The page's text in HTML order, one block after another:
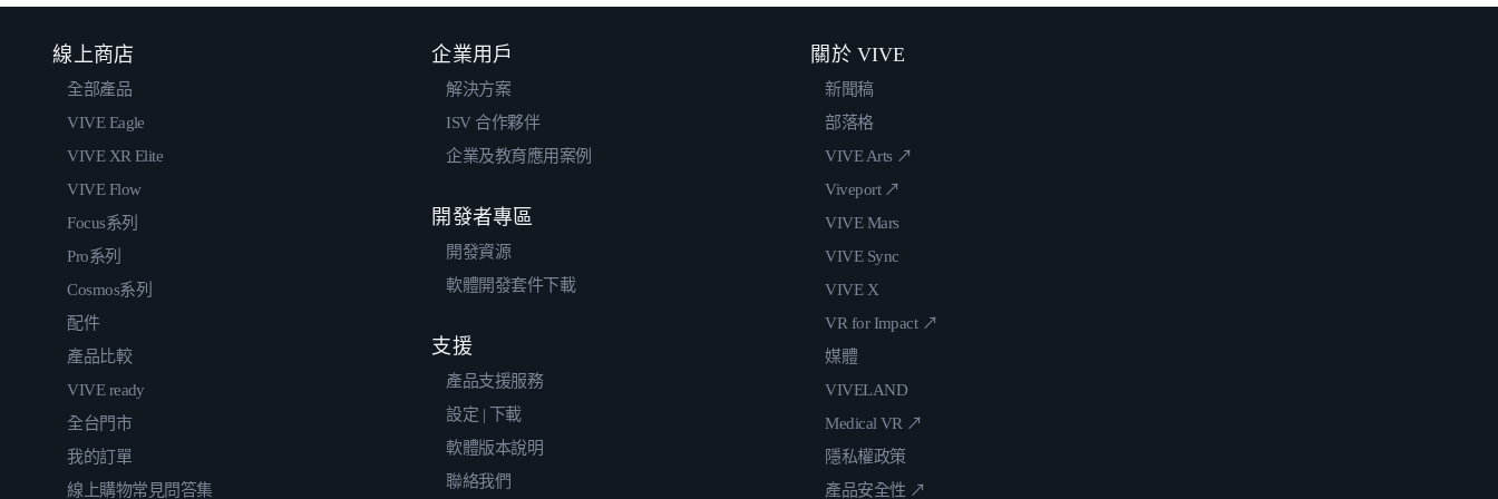
線上商店
全部產品
VIVE Eagle
VIVE XR Elite
VIVE Flow
Focus系列
Pro系列
Cosmos系列
配件
產品比較
VIVE ready
全台門市
我的訂單
線上購物常見問答集
企業用戶
解決方案
ISV 合作夥伴
企業及教育應用案例
開發者專區
開發資源
軟體開發套件下載
支援
產品支援服務
設定 | 下載
軟體版本說明
聯絡我們
關於 VIVE
新聞稿
部落格
VIVE Arts ↗
Viveport ↗
VIVE Mars
VIVE Sync
VIVE X
VR for Impact ↗
媒體
VIVELAND
Medical VR ↗
隱私權政策
產品安全性 ↗